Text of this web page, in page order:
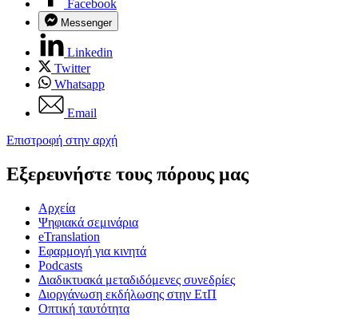
Facebook
Messenger
Linkedin
Twitter
Whatsapp
Email
Επιστροφή στην αρχή
Εξερευνήστε τους πόρους μας
Αρχεία
Ψηφιακά σεμινάρια
eTranslation
Εφαρμογή για κινητά
Podcasts
Διαδικτυακά μεταδιδόμενες συνεδρίες
Διοργάνωση εκδήλωσης στην ΕτΠ
Οπτική ταυτότητα